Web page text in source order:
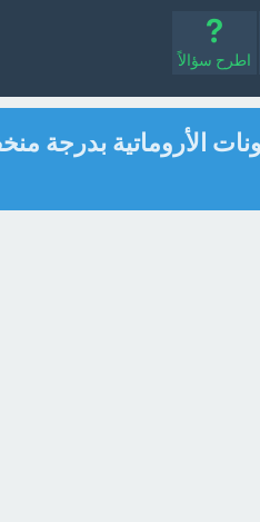
اطرح سؤالاً
الأروماتية بدرجة